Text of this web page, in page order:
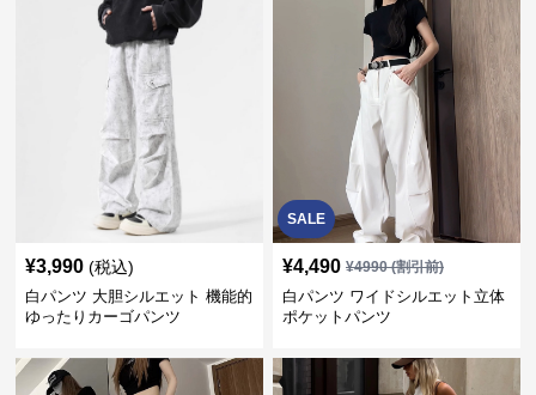
¥3,990 (税込)
白パンツ 大胆シルエット 機能的
ゆったりカーゴパンツ
SALE
¥4,490 ¥4990(割引前)
白パンツ ワイドシルエット立体
ポケットパンツ